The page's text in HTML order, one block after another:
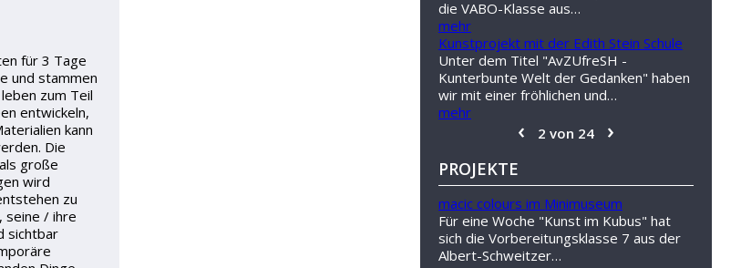
für 3 Tage
und stammen
zum Teil
entwickeln,
kann
Die
große
wird
zu
seine / ihre
sichtbar
die VABO-Klasse aus…
mehr
Kunstprojekt mit der Edith Stein Schule
Unter dem Titel "AvZUfreSH -
Kunterbunte Welt der Gedanken" haben
wir mit einer fröhlichen und…
mehr
‹ 2 von 24 ›
PROJEKTE
macic colours im Minimuseum
Für eine Woche "Kunst im Kubus" hat
sich die Vorbereitungsklasse 7 aus der
Albert-Schweitzer…